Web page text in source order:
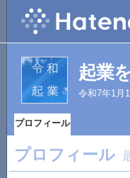
起業
令和7年1月
プロフィール
プロフィール